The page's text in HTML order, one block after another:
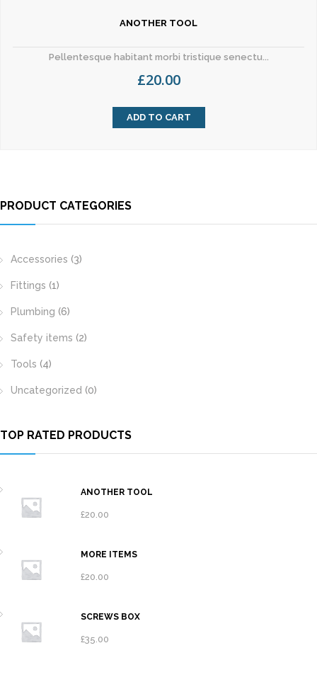
ANOTHER TOOL
Pellentesque habitant morbi tristique senectu...
£20.00
ADD TO CART
PRODUCT CATEGORIES
Accessories (3)
Fittings (1)
Plumbing (6)
Safety items (2)
Tools (4)
Uncategorized (0)
TOP RATED PRODUCTS
ANOTHER TOOL
£20.00
MORE ITEMS
£20.00
SCREWS BOX
£35.00